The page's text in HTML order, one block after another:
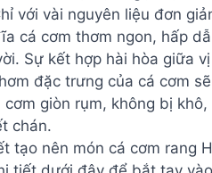
với vài nguyên liệu đơn
cá cơm thơm ngon, hấp
Sự kết hợp hài hòa giữa
đặc trưng của cá cơm
giòn rụm, không bị
chán.
tạo nên món cá cơm rang